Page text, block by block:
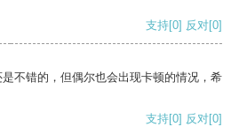
支持[0] 反对[0]
不错的，但偶尔也会出现卡顿的情况，希
支持[0] 反对[0]